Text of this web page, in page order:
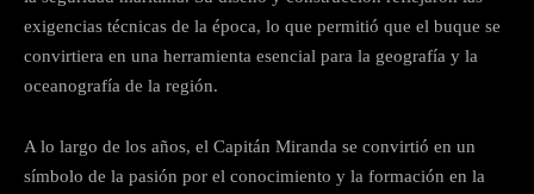
exigencias técnicas de la época, lo que permitió que el buque se
convirtiera en una herramienta esencial para la geografía y la
oceanografía de la región.
A lo largo de los años, el Capitán Miranda se convirtió en un
símbolo de la pasión por el conocimiento y la formación en la